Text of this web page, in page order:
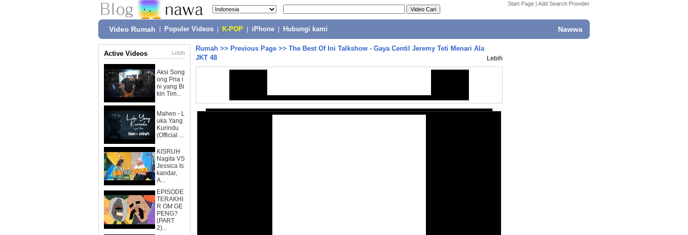
Start Page | Add Search Provider
Video Rumah Populer Videos K-POP iPhone Hubungi kami Nawwa
Active Videos Lebih
Aksi Song
ong Pria i
ni yang Bi
kin Tim...
Mahen - L
uka Yang
Kurindu
(Official ...
KISRUH
Nagita VS
Jessica Is
kandar,
A...
EPISODE
TERAKHI
R OM GE
PENG?
(PART
2)...
Rumah >> Previous Page >> The Best Of Ini Talkshow - Gaya Centil Jeremy Teti Menari Ala
JKT 48
Lebih